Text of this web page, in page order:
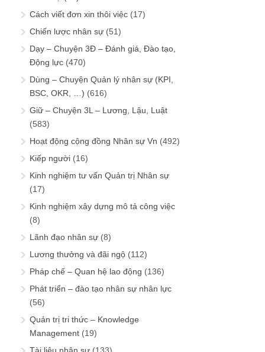
Cách viết đơn xin thôi việc (17)
Chiến lược nhân sự (51)
Dạy – Chuyện 3Đ – Đánh giá, Đào tạo,
Động lực (470)
Dùng – Chuyện Quản lý nhân sự (KPI,
BSC, OKR, …) (616)
Giữ – Chuyện 3L – Lương, Lậu, Luật
(583)
Hoạt động cộng đồng Nhân sự Vn (492)
Kiếp người (16)
Kinh nghiệm tư vấn Quản trị Nhân sự
(17)
Kinh nghiệm xây dựng mô tả công việc
(8)
Lãnh đạo nhân sự (8)
Lương thưởng và đãi ngộ (112)
Pháp chế – Quan hệ lao động (136)
Phát triển – đào tạo nhân sự nhân lực
(56)
Quản trị tri thức – Knowledge
Management (19)